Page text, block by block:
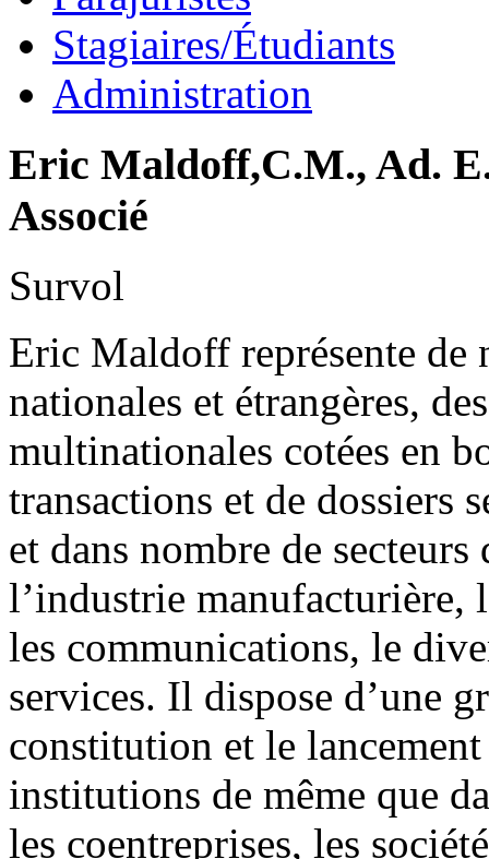
Stagiaires/Étudiants
Administration
Eric Maldoff,C.M., Ad.
Associé
Survol
Eric Maldoff représente de
nationales et étrangères,
multinationales cotées en
transactions et de dossiers
et dans nombre de
l’industrie manufacturière,
les communications, le
services. Il dispose d’une
constitution et le
institutions de même que
les coentreprises, les